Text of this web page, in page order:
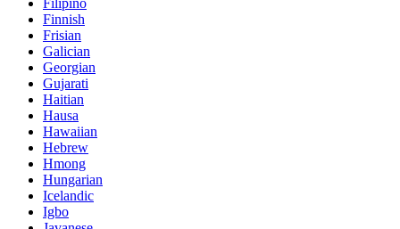
Finnish
Frisian
Galician
Georgian
Gujarati
Haitian
Hausa
Hawaiian
Hebrew
Hmong
Hungarian
Icelandic
Igbo